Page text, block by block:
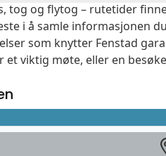
tog og flytog – rutetider
i å samle informasjonen
som knytter Fenstad
viktig møte, eller en